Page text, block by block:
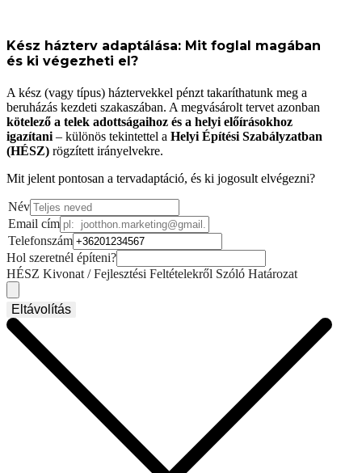
Kész házterv adaptálása: Mit foglal magában
és ki végezheti el?
A kész (vagy típus) háztervekkel pénzt takaríthatunk meg a
beruházás kezdeti szakaszában. A megvásárolt tervet azonban
kötelező a telek adottságaihoz és a helyi előírásokhoz
igazítani – különös tekintettel a Helyi Építési Szabályzatban
(HÉSZ) rögzített irányelvekre.
Mit jelent pontosan a tervadaptáció, és ki jogosult elvégezni?
Név
Email cím
Telefonszám
Hol szeretnél építeni?
HÉSZ Kivonat / Fejlesztési Feltételekről Szóló Határozat
Eltávolítás